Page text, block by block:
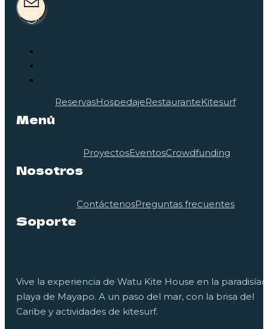
Menú
ReservasHospedajeRestauranteKitesurf
Nosotros
ProyectosEventosCrowdfunding
Soporte
ContáctenosPreguntas frecuentes
Vive la experiencia de Watu Kite House en la
playa de Mayapo. A un paso del mar, con la brisa del
Caribe y actividades de kitesurf.